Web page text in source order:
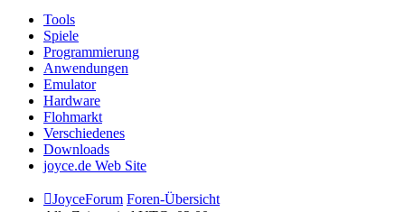
Tools
Spiele
Programmierung
Anwendungen
Emulator
Hardware
Flohmarkt
Verschiedenes
Downloads
joyce.de Web Site
JoyceForum Foren-Übersicht